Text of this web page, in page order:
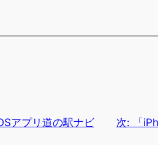
アプリ道の駅ナビ 次: 「